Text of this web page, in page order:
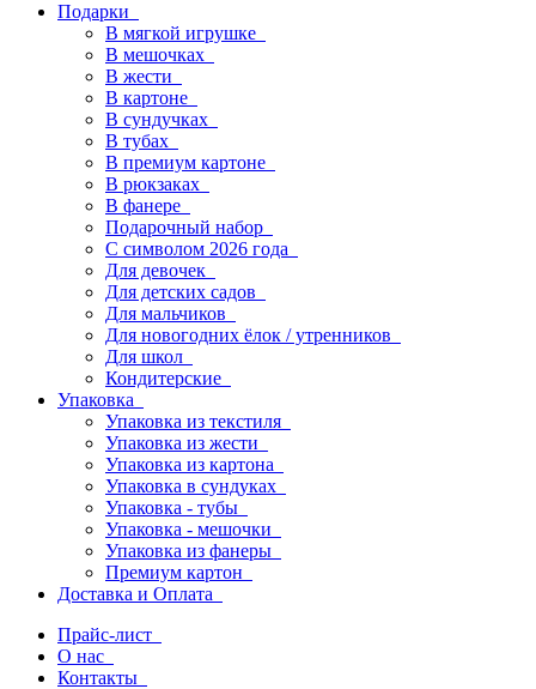
Подарки
В мягкой игрушке
В мешочках
В жести
В картоне
В сундучках
В тубах
В премиум картоне
В рюкзаках
В фанере
Подарочный набор
С символом 2026 года
Для девочек
Для детских садов
Для мальчиков
Для новогодних ёлок / утренников
Для школ
Кондитерские
Упаковка
Упаковка из текстиля
Упаковка из жести
Упаковка из картона
Упаковка в сундуках
Упаковка - тубы
Упаковка - мешочки
Упаковка из фанеры
Премиум картон
Доставка и Оплата
Прайс-лист
О нас
Контакты